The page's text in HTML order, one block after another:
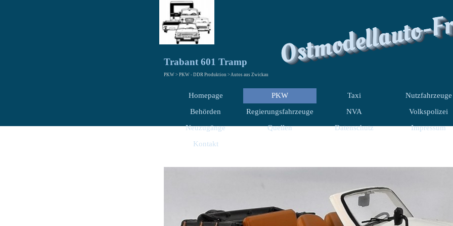
Ostmodellauto-
Trabant 601 Tramp
PKW > PKW - DDR Produktion > Autos aus Zwickau
Homepage PKW Taxi
Nutzfahrzeuge
Behörden
Regierungsfahrzeuge NVA
Volkspolizei
Neuzugänge
Quellen Datenschutz
Impressum
Kontakt